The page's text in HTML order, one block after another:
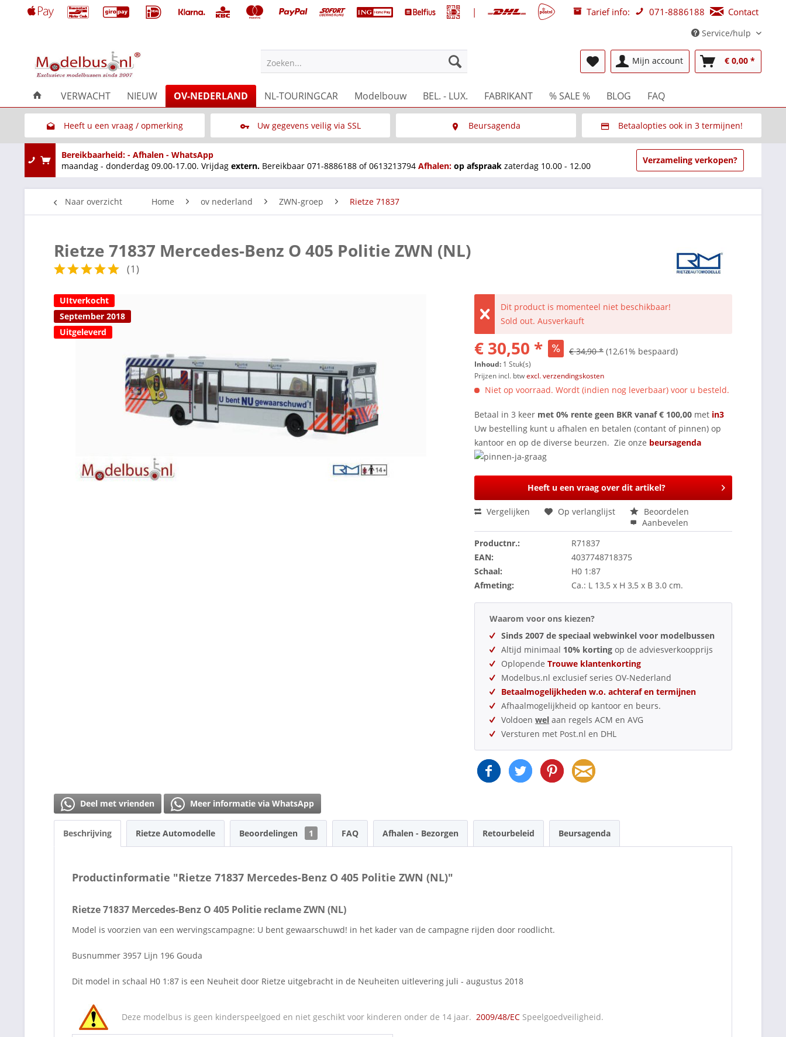
| Tarief info: 071-8886188 Contact
Service/hulp
Zoeken... Mijn account € 0,00 *
VERWACHT NIEUW OV-NEDERLAND NL-TOURINGCAR Modelbouw BEL. - LUX. FABRIKANT % SALE % BLOG FAQ
Heeft u een vraag / opmerking
Link naar het contactformulier
Uw gegevens veilig via SSL Beursagenda Betaalopties ook in 3 termijnen!
Via Multisafepay (veilig via SSL)
Bereikbaarheid: - Afhalen - WhatsApp
maandag - donderdag 09.00-17.00. Vrijdag extern. Bereikbaar 071-8886188 of 0613213794 Afhalen: op afspraak zaterdag 10.00 - 12.00
Verzameling verkopen?
Naar overzicht Home ov nederland ZWN-groep Rietze 71837
Rietze 71837 Mercedes-Benz O 405 Politie ZWN (NL)
(1)
UItverkocht
September 2018
Uitgeleverd
Dit product is momenteel niet beschikbaar!
Sold out. Ausverkauft
€ 30,50 * € 34,90 * (12,61% bespaard)
Inhoud: 1 Stuk(s)
Prijzen incl. btwexcl. verzendingskosten
Niet op voorraad. Wordt (indien nog leverbaar) voor u besteld.
Betaal in 3 keer met 0% rente geen BKR vanaf € 100,00 met in3
Uw bestelling kunt u afhalen en betalen (contant of pinnen) op
kantoor en op de diverse beurzen. Zie onze beursagenda
Heeft u een vraag over dit artikel?
Vergelijken Op verlanglijst
Beoordelen
Aanbevelen
Productnr.:
R71837
EAN:
4037748718375
Schaal:
H0 1:87
Afmeting:
Ca.: L 13,5 x H 3,5 x B 3.0 cm.
Waarom voor ons kiezen?
Sinds 2007 de speciaal webwinkel voor modelbussen
Altijd minimaal 10% kortingop de adviesverkoopprijs
OplopendeTrouwe klantenkorting
Modelbus.nl exclusief series OV-Nederland
Betaalmogelijkheden w.o. achteraf en termijnen
Afhaalmogelijkheid op kantoor en beurs.
Voldoenwel aan regels ACM en AVG
Versturen met Post.nl en DHL
Deel met vrienden Meer informatie via WhatsApp
Beschrijving Rietze Automodelle Beoordelingen 1 FAQ Afhalen - Bezorgen Retourbeleid Beursagenda
Productinformatie "Rietze 71837 Mercedes-Benz O 405 Politie ZWN (NL)"
Rietze 71837 Mercedes-Benz O 405 Politie reclame ZWN (NL)
Model is voorzien van een wervingscampagne: U bent gewaarschuwd! in het kader van de campagne rijden door roodlicht.
Busnummer 3957 Lijn 196 Gouda
Dit model in schaal H0 1:87 is een Neuheit door Rietze uitgebracht in de Neuheiten uitlevering juli - augustus 2018
Deze modelbus is geen kinderspeelgoed en niet geschikt voor kinderen onder de 14 jaar. 2009/48/EC Speelgoedveiligheid.